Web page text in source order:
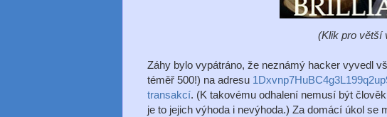
(Klik pro větší
Záhy bylo vypátráno, že neznámý hacker vyvedl
téměř 500!) na adresu
transakcí. (K takovému odhalení nemusí být
je to jejich výhoda i nevýhoda.) Za domácí úkol se